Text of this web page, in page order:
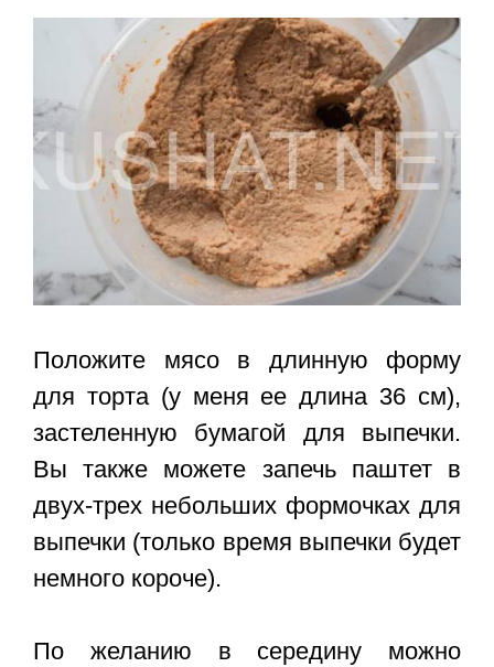
Положите мясо в длинную форму
для торта (у меня ее длина 36 см),
застеленную бумагой для выпечки.
Вы также можете запечь паштет в
двух-трех небольших формочках для
выпечки (только время выпечки будет
немного короче).
По желанию в середину можно